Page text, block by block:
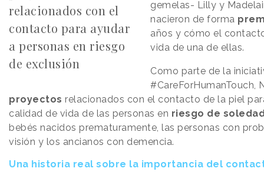
relacionados con el
contacto para ayudar
a personas en riesgo
de exclusión
gemelas- Lilly y
nacieron de forma
años y cómo el
vida de una de ellas.
Como parte de la
#CareForHumanTouch,
proyectos relacionados con el contacto de la piel
calidad de vida de las personas en riesgo de
bebés nacidos prematuramente, las personas con
visión y los ancianos con demencia.
Una historia real sobre la importancia del